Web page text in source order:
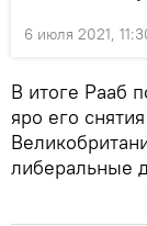
6 июля 2021,
В итоге Рааб
яро его
либеральные